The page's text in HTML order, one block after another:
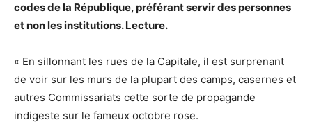
codes de la République, préférant servir des personnes
et non les institutions. Lecture.
« En sillonnant les rues de la Capitale, il est surprenant
de voir sur les murs de la plupart des camps, casernes et
autres Commissariats cette sorte de propagande
indigeste sur le fameux octobre rose.